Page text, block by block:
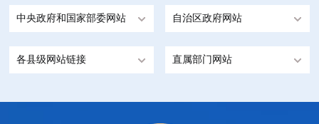
中央政府和国家部委网站 自治区政府网站
各县级网站链接 直属部门网站